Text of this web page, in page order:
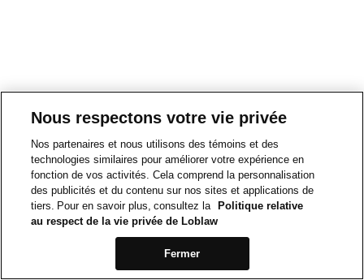
Nous respectons votre vie privée
Nos partenaires et nous utilisons des témoins et des
technologies similaires pour améliorer votre expérience en
fonction de vos activités. Cela comprend la personnalisation
des publicités et du contenu sur nos sites et applications de
tiers. Pour en savoir plus, consultez la
Politique relative
au respect de la vie privée de Loblaw
Fermer